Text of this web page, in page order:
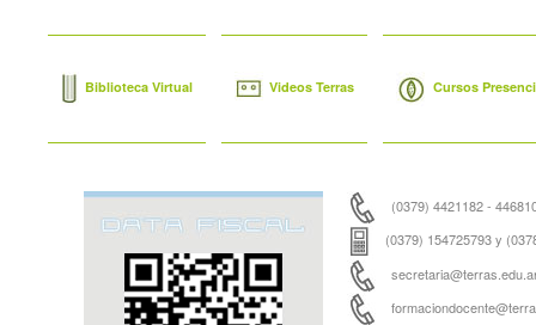
Biblioteca Virtual Videos Terras Cursos
(0379) 4421182 -
(0379) 154725793 y